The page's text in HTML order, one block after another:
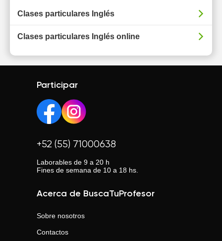
Clases particulares Inglés
Clases particulares Inglés online
Participar
+52 (55) 71000638
Laborables de 9 a 20 h
Fines de semana de 10 a 18 hs.
Acerca de BuscaTuProfesor
Sobre nosotros
Contactos